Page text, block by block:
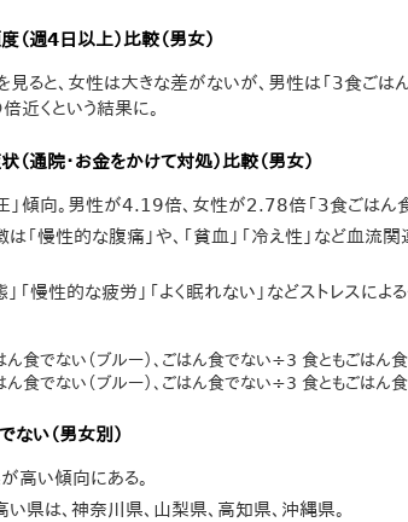
（週4日以上）比較（男女）
ると、女性は大きな差がないが、男性は「3食ごは
近くという結果に。
（通院・お金をかけて対処）比較（男女）
」傾向。男性が4.19倍、女性が2.78倍「3食ごはん食
「慢性的な腹痛」や、「貧血」「冷え性」など血流
「慢性的な疲労」「よく眠れない」などストレスによ
でない（ブルー）、ごはん食でない÷3 食ともごはん食
でない（ブルー）、ごはん食でない÷3 食ともごはん食
ない（男女別）
高い傾向にある。
県は、神奈川県、山梨県、高知県、沖縄県。